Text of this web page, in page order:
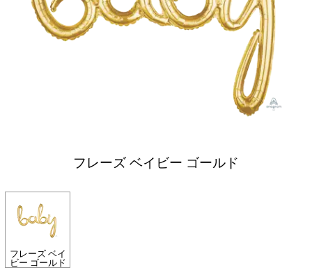
フレーズ ベイビー ゴールド
フレーズ ベイ
ビー ゴールド